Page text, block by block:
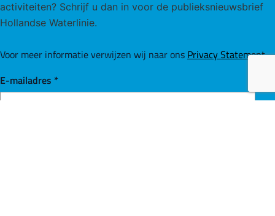
activiteiten? Schrijf u dan in voor de publieksnieuwsbrief
Hollandse Waterlinie.
Voor meer informatie verwijzen wij naar ons Privacy Statement.
E-mailadres *